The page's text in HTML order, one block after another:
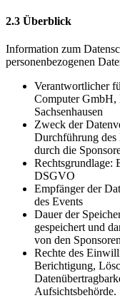
2.3 Überblick
Information zum
personenbezogenen
Verantwortlicher
Computer GmbH,
Sachsenhausen
Zweck der
Durchführung
durch die
Rechtsgrundlage:
DSGVO
Empfänger der
des Events
Dauer der
gespeichert und
von den
Rechte des
Berichtigung,
Aufsichtsbehörde.